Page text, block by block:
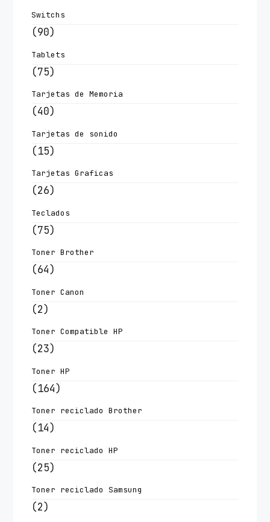
Switchs
(90)
Tablets
(75)
Tarjetas de Memoria
(40)
Tarjetas de sonido
(15)
Tarjetas Graficas
(26)
Teclados
(75)
Toner Brother
(64)
Toner Canon
(2)
Toner Compatible HP
(23)
Toner HP
(164)
Toner reciclado Brother
(14)
Toner reciclado HP
(25)
Toner reciclado Samsung
(2)